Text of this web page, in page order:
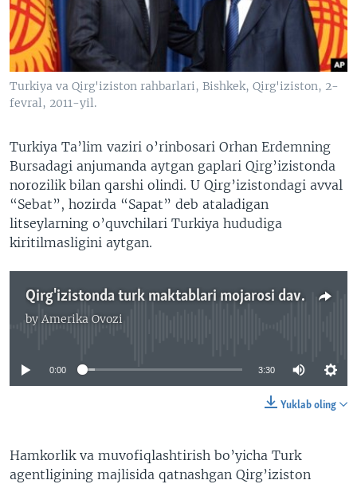
VIDEO
XABARLAR SURATLARDA
ODNOKLASSNIKI
TELEGRAM
TWITTER
SOUNDCLOUD
VOA
Turkiya va Qirg'iziston rahbarlari, Bishkek, Qirg'iziston, 2-
fevral, 2011-yil.
Turkiya Ta’lim vaziri o’rinbosari Orhan Erdemning
Bursadagi anjumanda aytgan gaplari Qirg’izistonda
norozilik bilan qarshi olindi. U Qirg’izistondagi avval
“Sebat”, hozirda “Sapat” deb ataladigan
litseylarning o’quvchilari Turkiya hududiga
kiritilmasligini aytgan.
Qirg'izistonda turk maktablari mojarosi davom etadi
by Amerika Ovozi
No media source currently available
0:00 3:30
Yuklab oling
Hamkorlik va muvofiqlashtirish bo’yicha Turk
agentligining majlisida qatnashgan Qirg’iziston